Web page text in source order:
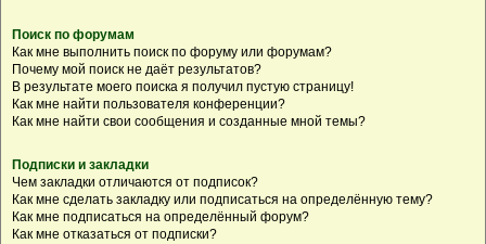
Поиск по форумам
Как мне выполнить поиск по форуму или форумам?
Почему мой поиск не даёт результатов?
В результате моего поиска я получил пустую страницу!
Как мне найти пользователя конференции?
Как мне найти свои сообщения и созданные мной темы?
Подписки и закладки
Чем закладки отличаются от подписок?
Как мне сделать закладку или подписаться на определённую тему?
Как мне подписаться на определённый форум?
Как мне отказаться от подписки?